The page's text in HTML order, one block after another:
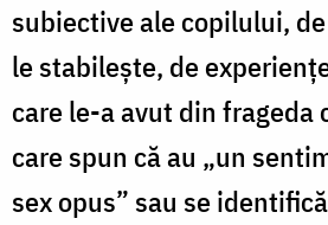
subiective ale copilului,
le stabilește, de
care le-a avut din frageda
care spun că au „un
sex opus” sau se